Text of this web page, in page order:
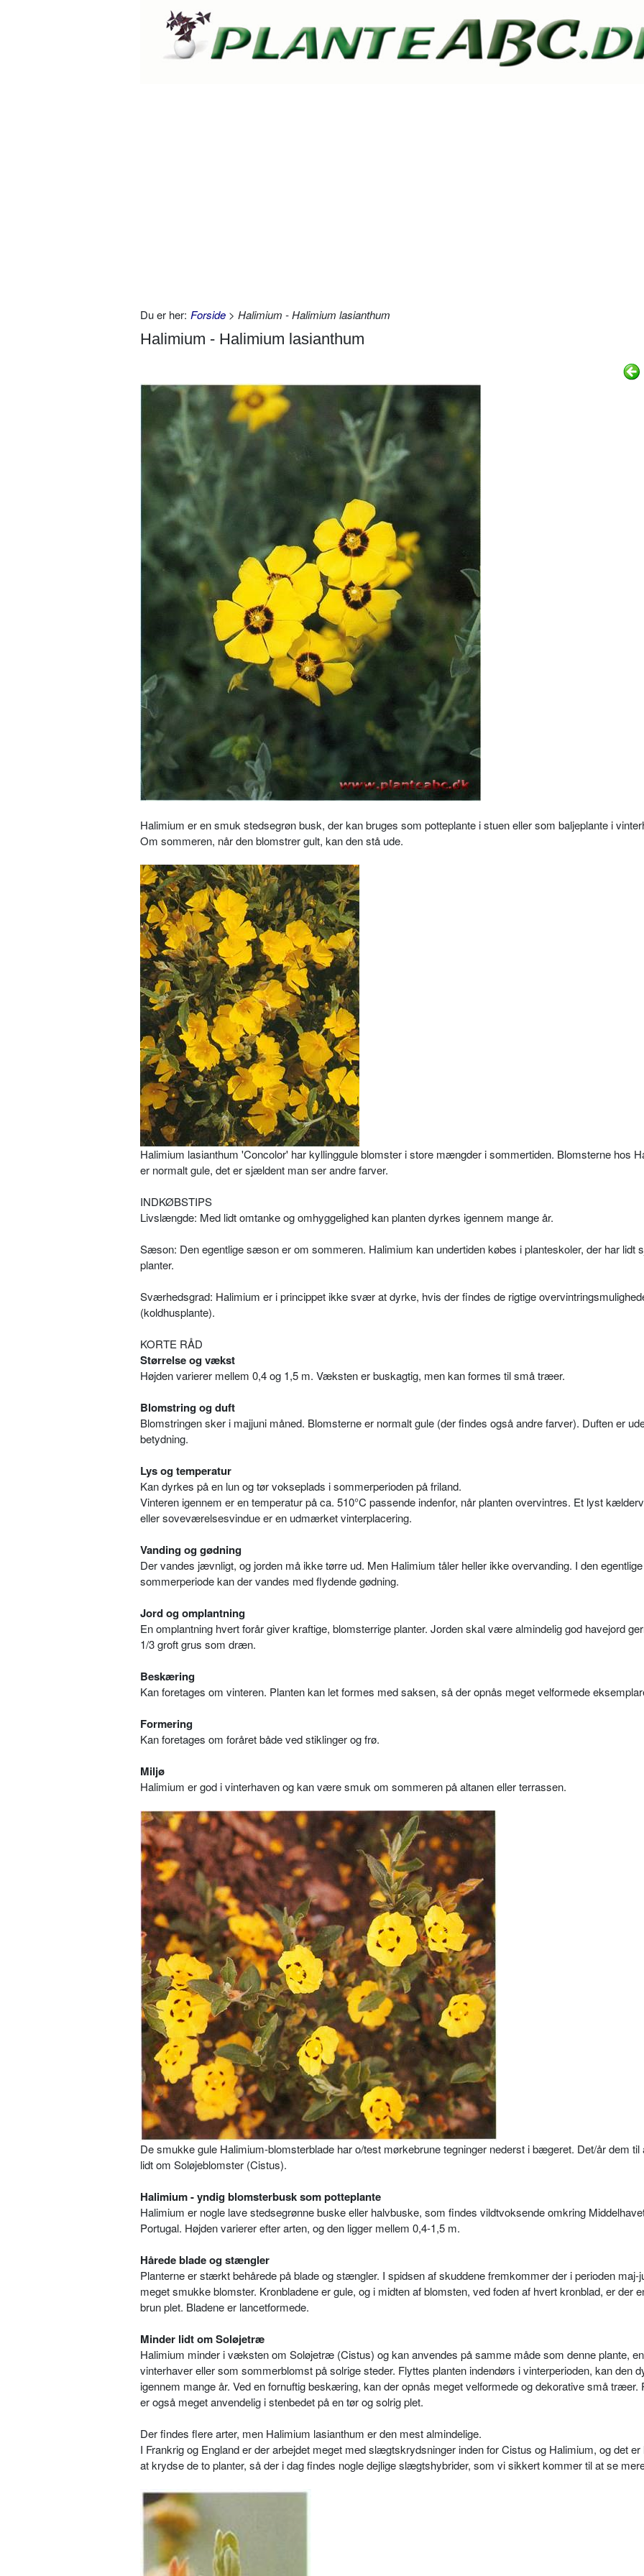
Du er her: Forside > Halimium - Halimium lasianthum
Halimium - Halimium lasianthum
Halimium er en smuk stedsegrøn busk, der kan bruges som potteplante i stuen eller som baljeplante i
Om sommeren, når den blomstrer gult, kan den stå ude.
Halimium lasianthum 'Concolor' har kyllinggule blomster i store mængder i sommertiden. Blomsterne hos
er normalt gule, det er sjældent man ser andre farver.
INDKØBSTIPS
Livslængde: Med lidt omtanke og omhyggelighed kan planten dyrkes igennem mange år.
Sæson: Den egentlige sæson er om sommeren. Halimium kan undertiden købes i planteskoler, der har lidt
planter.
Sværhedsgrad: Halimium er i princippet ikke svær at dyrke, hvis der findes de rigtige
(koldhusplante).
KORTE RÅD
Størrelse og vækst
Højden varierer mellem 0,4 og 1,5 m. Væksten er buskagtig, men kan formes til små træer.
Blomstring og duft
Blomstringen sker i majjuni måned. Blomsterne er normalt gule (der findes også andre farver). Duften er
betydning.
Lys og temperatur
Kan dyrkes på en lun og tør vokseplads i sommerperioden på friland.
Vinteren igennem er en temperatur på ca. 510°C passende indenfor, når planten overvintres. Et lyst
eller soveværelsesvindue er en udmærket vinterplacering.
Vanding og gødning
Der vandes jævnligt, og jorden må ikke tørre ud. Men Halimium tåler heller ikke overvanding. I den egentlige
sommerperiode kan der vandes med flydende gødning.
Jord og omplantning
En omplantning hvert forår giver kraftige, blomsterrige planter. Jorden skal være almindelig god havejord
1/3 groft grus som dræn.
Beskæring
Kan foretages om vinteren. Planten kan let formes med saksen, så der opnås meget velformede
Formering
Kan foretages om foråret både ved stiklinger og frø.
Miljø
Halimium er god i vinterhaven og kan være smuk om sommeren på altanen eller terrassen.
De smukke gule Halimium-blomsterblade har o/test mørkebrune tegninger nederst i bægeret. Det/år dem til
lidt om Soløjeblomster (Cistus).
Halimium - yndig blomsterbusk som potteplante
Halimium er nogle lave stedsegrønne buske eller halvbuske, som findes vildtvoksende omkring
Portugal. Højden varierer efter arten, og den ligger mellem 0,4-1,5 m.
Hårede blade og stængler
Planterne er stærkt behårede på blade og stængler. I spidsen af skuddene fremkommer der i perioden maj-
meget smukke blomster. Kronbladene er gule, og i midten af blomsten, ved foden af hvert kronblad, er der
brun plet. Bladene er lancetformede.
Minder lidt om Soløjetræ
Halimium minder i væksten om Soløjetræ (Cistus) og kan anvendes på samme måde som denne plante,
vinterhaver eller som sommerblomst på solrige steder. Flyttes planten indendørs i vinterperioden, kan den
igennem mange år. Ved en fornuftig beskæring, kan der opnås meget velformede og dekorative små træer.
er også meget anvendelig i stenbedet på en tør og solrig plet.
Der findes flere arter, men Halimium lasianthum er den mest almindelige.
I Frankrig og England er der arbejdet meget med slægtskrydsninger inden for Cistus og Halimium, og det
at krydse de to planter, så der i dag findes nogle dejlige slægtshybrider, som vi sikkert kommer til at se